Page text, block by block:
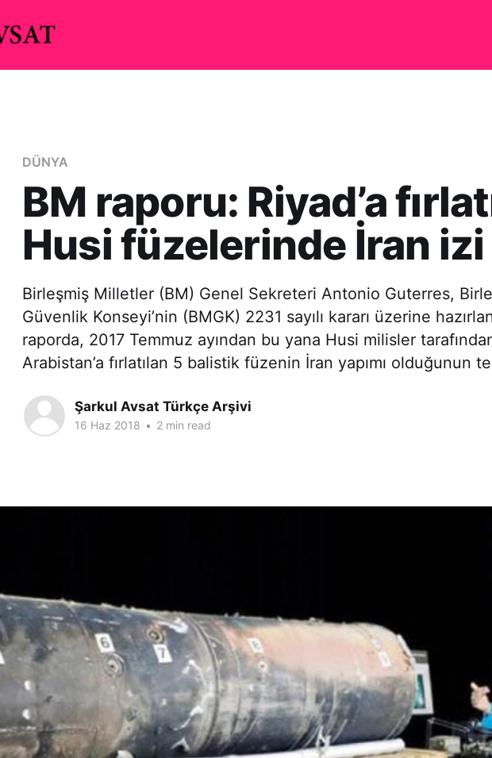
DÜNYA
BM raporu: Riyad’a
Husi füzelerinde İran
Birleşmiş Milletler (BM) Genel Sekreteri Antonio Guterres,
Güvenlik Konseyi’nin (BMGK) 2231 sayılı kararı üzerine
raporda, 2017 Temmuz ayından bu yana Husi milisler
Arabistan’a fırlatılan 5 balistik füzenin İran yapımı olduğunun
Şarkul Avsat Türkçe Arşivi
16 Haz 2018 • 2 min read